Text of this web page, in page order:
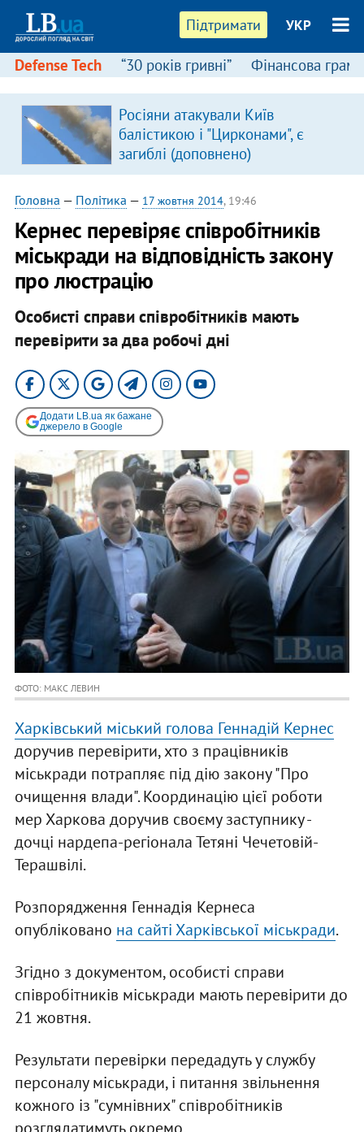
Підтримати УКР
Defense Tech “30 років гривні” Фінансова
Росіяни атакували Київ
балістикою і "Цирконами", є
загиблі (доповнено)
Головна — Політика — 17 жовтня 2014, 19:46
Кернес перевіряє співробітників
міськради на відповідність закону
про люстрацію
Особисті справи співробітників мають
перевірити за два робочі дні
Додати LB.ua як бажане
джерело в Google
ФОТО: МАКС ЛЕВИН
Харківський міський голова Геннадій Кернес
доручив перевірити, хто з працівників
міськради потрапляє під дію закону "Про
очищення влади". Координацію цієї роботи
мер Харкова доручив своєму заступнику -
дочці нардепа-регіонала Тетяні Чечетовій-
Терашвілі.
Розпорядження Геннадія Кернеса
опубліковано на сайті Харківської міськради.
Згідно з документом, особисті справи
співробітників міськради мають перевірити до
21 жовтня.
Результати перевірки передадуть у службу
персоналу міськради, і питання звільнення
кожного із "сумнівних" співробітників